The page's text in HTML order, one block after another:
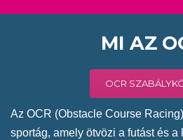
MI AZ
OCR
Az OCR (Obstacle Course
sportág, amely ötvözi a futást és